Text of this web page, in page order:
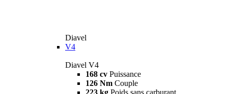
Diavel
V4
Diavel V4
168 cv Puissance
126 Nm Couple
223 kg Poids sans carburant